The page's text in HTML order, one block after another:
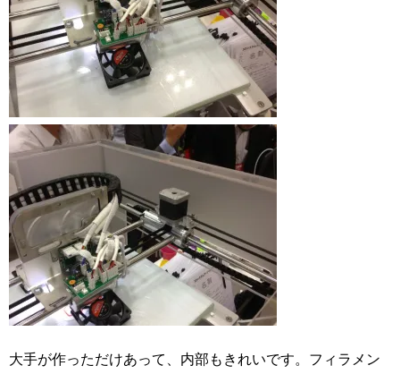
大手が作っただけあって、内部もきれいです。フィラメン